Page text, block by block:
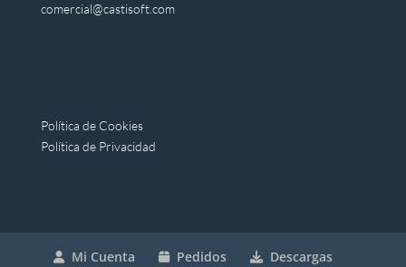
comercial@castisoft.com
Política de Cookies
Política de Privacidad
Mi Cuenta Pedidos Descargas